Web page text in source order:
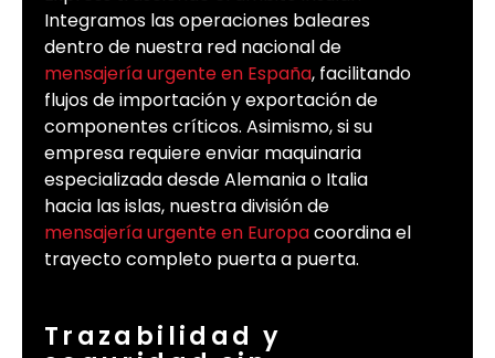
Integramos las operaciones baleares
dentro de nuestra red nacional de
mensajería urgente en España, facilitando
flujos de importación y exportación de
componentes críticos. Asimismo, si su
empresa requiere enviar maquinaria
especializada desde Alemania o Italia
hacia las islas, nuestra división de
mensajería urgente en Europacoordina el
trayecto completo puerta a puerta.
Trazabilidad y